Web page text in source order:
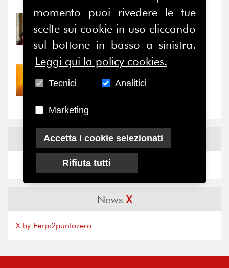
31/07/2026
Prima della pausa estiva,
il valore di...
Nove anni dopo la
NewsFacebook
News X
X by Ferpi2puntozero
momento puoi rivedere le tue
scelte sui cookie in uso cliccando
sul bottone in basso a sinistra.
Leggi qui la policy cookies.
Tecnici Analitici
Marketing
Accetta i cookie selezionati
Rifiuta tutti